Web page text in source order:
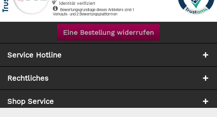
Eine Bestellung widerrufen
Service Hotline
Rechtliches
Shop Service